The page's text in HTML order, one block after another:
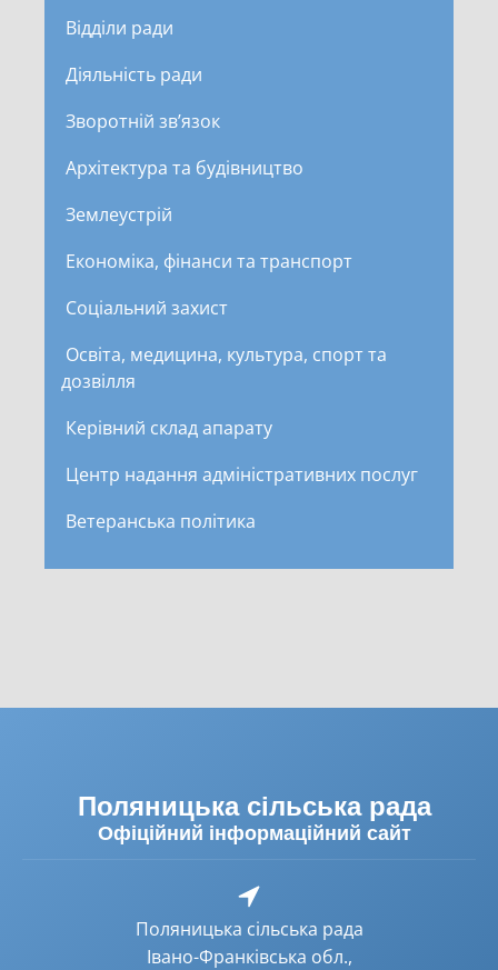
Відділи ради
Діяльність ради
Зворотній зв’язок
Архітектура та будівництво
Землеустрій
Економіка, фінанси та транспорт
Соціальний захист
Освіта, медицина, культура, спорт та
дозвілля
Керівний склад апарату
Центр надання адміністративних послуг
Ветеранська політика
Поляницька сільська рада
Офіційний інформаційний сайт
Поляницька сільська рада
Івано-Франківська обл.,